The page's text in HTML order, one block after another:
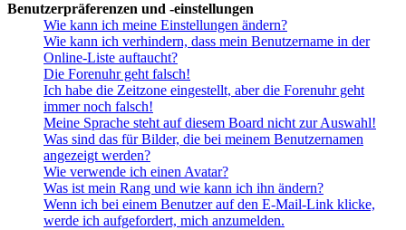
Benutzerpräferenzen und -einstellungen
Wie kann ich meine Einstellungen ändern?
Wie kann ich verhindern, dass mein Benutzername in der
Online-Liste auftaucht?
Die Forenuhr geht falsch!
Ich habe die Zeitzone eingestellt, aber die Forenuhr geht
immer noch falsch!
Meine Sprache steht auf diesem Board nicht zur Auswahl!
Was sind das für Bilder, die bei meinem Benutzernamen
angezeigt werden?
Wie verwende ich einen Avatar?
Was ist mein Rang und wie kann ich ihn ändern?
Wenn ich bei einem Benutzer auf den E-Mail-Link klicke,
werde ich aufgefordert, mich anzumelden.